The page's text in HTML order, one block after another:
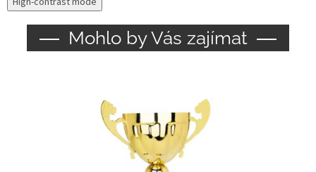
Mohlo by Vás zajímat